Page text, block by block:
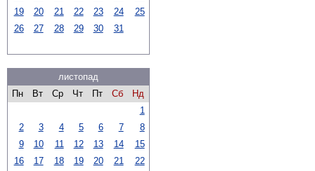
19
20 21 22 23 24
25
26
27 28 29 30 31
листопад
Пн
Вт Ср Чт Пт Сб
Нд
1
2
3 4 5 6 7
8
9
10 11 12 13 14
15
16
17 18 19 20 21 22